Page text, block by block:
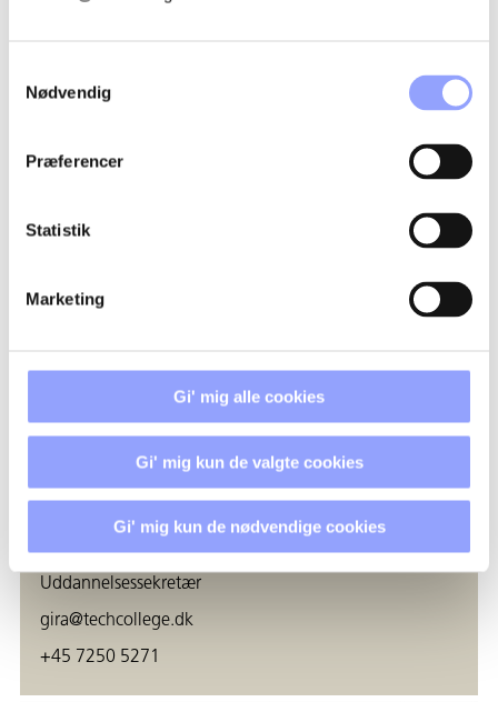
Nødvendig
Præferencer
Statistik
Marketing
Gi' mig alle cookies
Gi' mig kun de valgte cookies
Gi' mig kun de nødvendige cookies
KONTAKTPERSONER
GITTE FAABORG RASMUSSEN
Uddannelsessekretær
gira@techcollege.dk
+45 7250 5271